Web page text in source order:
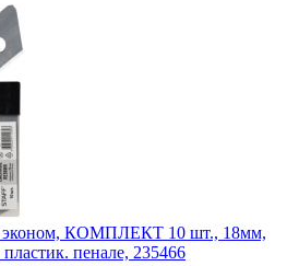
эконом, КОМПЛЕКТ 10 шт., 18мм,
пенале, 235466